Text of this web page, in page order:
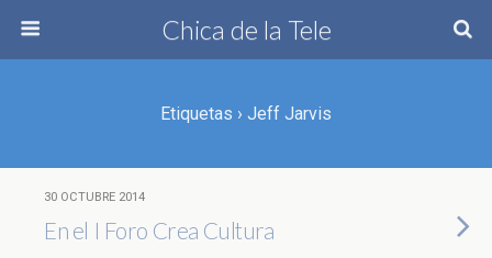
Chica de la Tele
Etiquetas › Jeff Jarvis
30 OCTUBRE 2014
En el I Foro Crea Cultura